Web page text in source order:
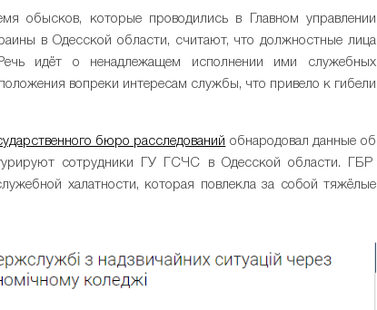
обысков, которые проводились в Главном управлении
в Одесской области, считают, что должностные лица
идёт о ненадлежащем исполнении ими служебных
вопреки интересам службы, что привело к гибели
бюро расследований обнародовал данные об
сотрудники ГУ ГСЧС в Одесской области. ГБР
халатности, которая повлекла за собой тяжёлые